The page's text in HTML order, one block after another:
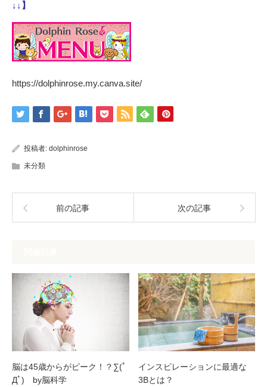
↓↓】
https://dolphinrose.my.canva.site/
投稿者: dolphinrose
未分類
前の記事 次の記事
脳は45歳からがピーク！？∑(ﾟ
Дﾟ) by脳科学
インスピレーションに最適な
3Bとは？